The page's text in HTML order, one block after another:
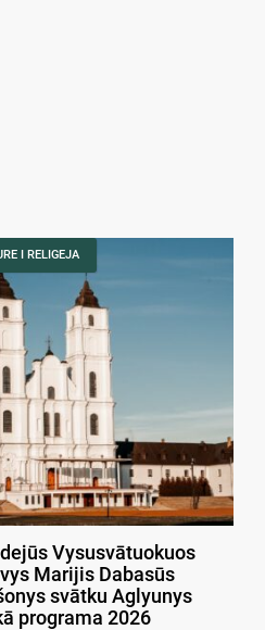
I RELIGEJA
Vysusvātuokuos
Marijis Dabasūs
svātku Aglyunys
programa 2026